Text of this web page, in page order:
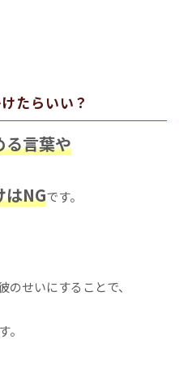
たらいい？
る言葉や
はNGです。
せいにすることで、
。